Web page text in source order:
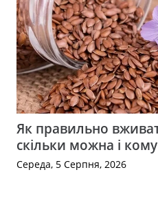
Як правильно
скільки можна і
Середа, 5 Серпня, 2026